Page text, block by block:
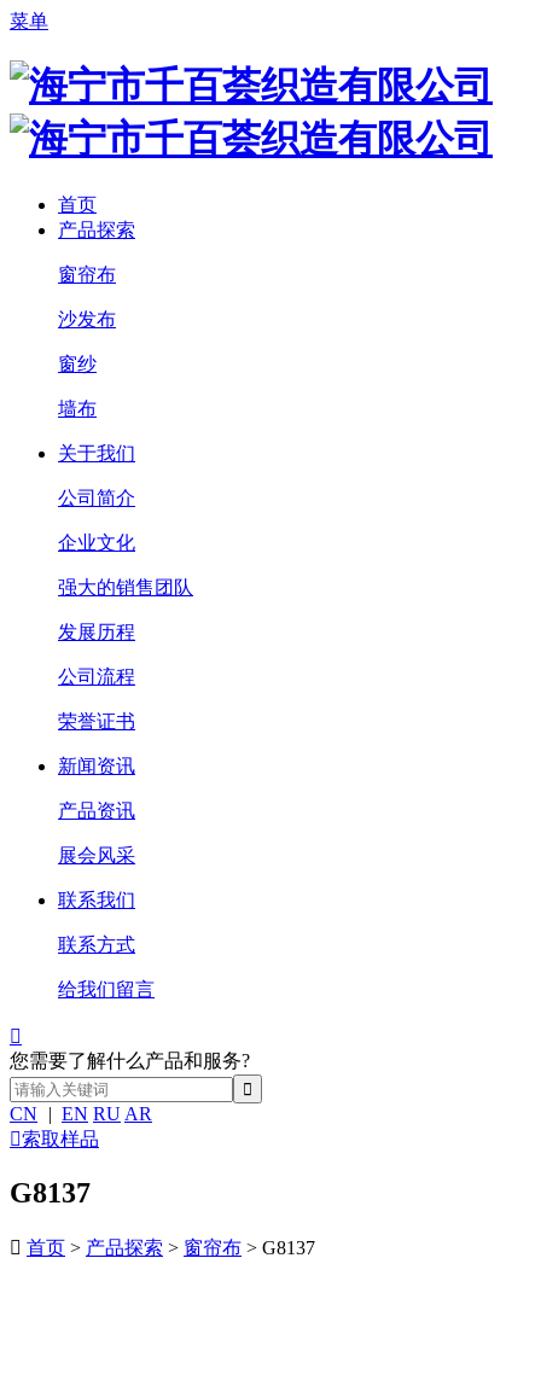
菜单
首页
产品探索
窗帘布
沙发布
窗纱
墙布
关于我们
公司简介
企业文化
强大的销售团队
发展历程
公司流程
荣誉证书
新闻资讯
产品资讯
展会风采
联系我们
联系方式
给我们留言

您需要了解什么产品和服务?
CN | EN RU AR
索取样品
G8137
 首页 > 产品探索 > 窗帘布 > G8137